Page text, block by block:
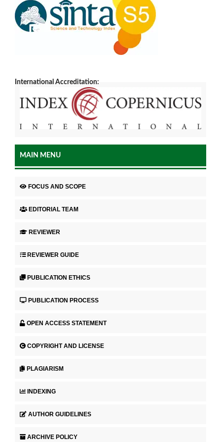
International Accreditation:
MAIN MENU
FOCUS AND SCOPE
EDITORIAL TEAM
REVIEWER
REVIEWER GUIDE
PUBLICATION ETHICS
PUBLICATION PROCESS
OPEN ACCESS STATEMENT
COPYRIGHT AND LICENSE
PLAGIARISM
INDEXING
AUTHOR GUIDELINES
ARCHIVE POLICY